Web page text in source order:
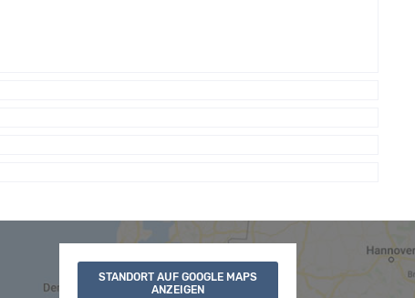
STANDORT AUF GOOGLE MAPS
ANZEIGEN